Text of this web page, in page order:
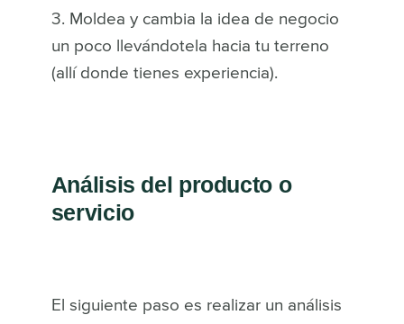
3. Moldea y cambia la idea de negocio
un poco llevándotela hacia tu terreno
(allí donde tienes experiencia).
Análisis del producto o
servicio
El siguiente paso es realizar un análisis